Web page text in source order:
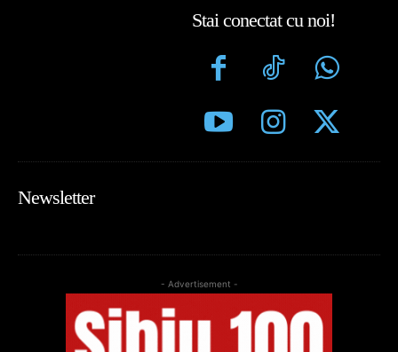
Stai conectat cu noi!
Newsletter
- Advertisement -